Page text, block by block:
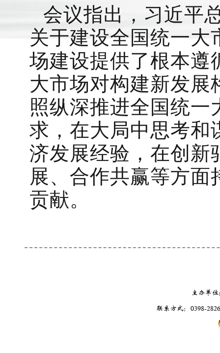
会议指出，习近平
关于建设全国统一
场建设提供了根本遵
大市场对构建新发
照纵深推进全国统一
求，在大局中思考
济发展经验，在创
展、合作共赢等方
贡献。
主办单
联系方式：0398-